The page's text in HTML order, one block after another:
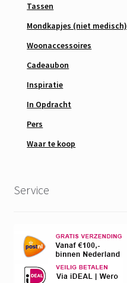
Tassen
Mondkapjes (niet medisch)
Woonaccessoires
Cadeaubon
Inspiratie
In Opdracht
Pers
Waar te koop
Service